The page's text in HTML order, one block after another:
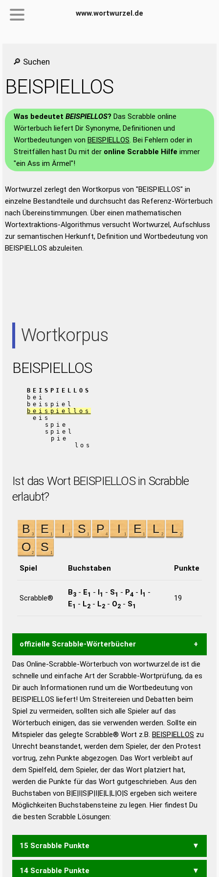
www.wortwurzel.de
🔎 Suchen
BEISPIELLOS
Was bedeutet BEISPIELLOS? Das Scrabble online
Wörterbuch liefert Dir Synonyme, Definitionen und
Wortbedeutungen von BEISPIELLOS. Bei Fehlern oder in
Streitfällen hast Du mit der online Scrabble Hilfe immer
"ein Ass im Ärmel"!
Wortwurzel zerlegt den Wortkorpus von "BEISPIELLOS" in
einzelne Bestandteile und durchsucht das Referenz-Wörterbuch
nach Übereinstimmungen. Über einen mathematischen
Wortextraktions-Algorithmus versucht Wortwurzel, Aufschluss
zur semantischen Herkunft, Definition und Wortbedeutung von
BEISPIELLOS abzuleiten.
Wortkorpus
BEISPIELLOS
BEISPIELLOS
bei
beispiel
beispiellos
eis
spie
spiel
pie
los
Ist das Wort BEISPIELLOS in Scrabble
erlaubt?
Spiel Buchstaben Punkte
Scrabble®
B3 - E1 - I1 - S1 - P4 - I1 -
E1 - L2 - L2 - O2 - S1
19
offizielle Scrabble-Wörterbücher
Wortwurzel liefert mit Hilfe eines semantischen
Wortanalyse-Algorithmus gute Anhaltspunkte zu
Wortbedeutung, Worttrennung und Wortform, um die
Gültigkeit eines Wortes für das Scrabble-Spiel zu
bestimmen! zugelassene Turnier Scrabble-
Wörterbücher sind:
Duden – Standardwerk in 12 Bänden
Duden – Richtiges und gutes
Deutsch
Duden – Die deutsche Grammatik
Duden – Deutsches
Universalwörterbuch
Das Online-Scrabble-Wörterbuch von wortwurzel.de ist die
schnelle und einfache Art der Scrabble-Wortprüfung, da es
Dir auch Informationen rund um die Wortbedeutung von
BEISPIELLOS liefert! Um Streitereien und Debatten beim
Spiel zu vermeiden, sollten sich alle Spieler auf das
Wörterbuch einigen, das sie verwenden werden. Sollte ein
Mitspieler das gelegte Scrabble® Wort z.B. BEISPIELLOS zu
Unrecht beanstandet, werden dem Spieler, der den Protest
vortrug, zehn Punkte abgezogen. Das Wort verbleibt auf
dem Spielfeld, dem Spieler, der das Wort platziert hat,
werden die Punkte für das Wort gutgeschrieben. Aus den
Buchstaben von B|E|I|S|P|I|E|L|L|O|S ergeben sich weitere
Möglichkeiten Buchstabensteine zu legen. Hier findest Du
die besten Scrabble Lösungen:
15 Scrabble Punkte
BEISPIELS
14 Scrabble Punkte